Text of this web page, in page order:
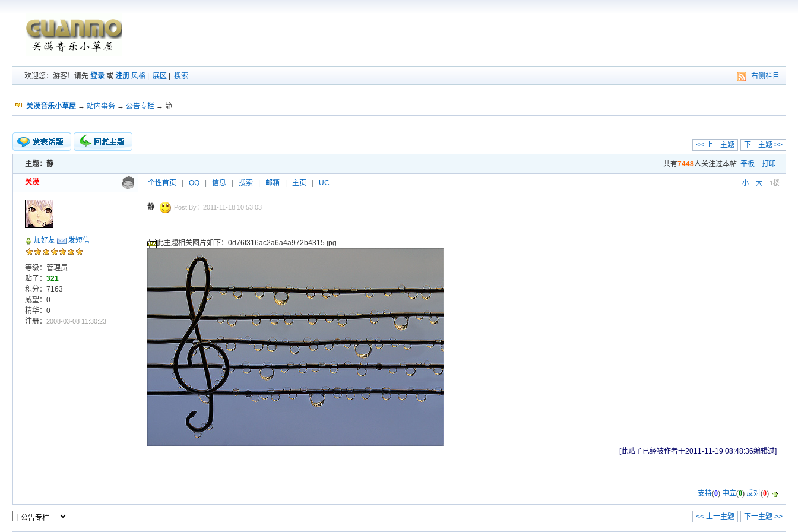
右侧栏目
欢迎您：游客！请先登录 或注册 风格 |展区 |搜索
关漠音乐小草屋 →站内事务 →公告专栏 → 静
新的主题
投票帖
小字报
下一主题 >>
<< 上一主题
共有7448人关注过本帖 平板 打印
主题：静
关漠 小 大 1楼
个性首页 QQ 信息 搜索 邮箱 主页 UC
加好友 发短信
等级：管理员
贴子： 321
积分：7163
威望：0
精华：0
注册：
2008-03-08 11:30:23
静 Post By：2011-11-18 10:53:03
此主题相关图片如下：0d76f316ac2a6a4a972b4315.jpg
[此贴子已经被作者于2011-11-19 08:48:36编辑过]
支持(0) 中立(0) 反对(0)
下一主题 >>
<< 上一主题